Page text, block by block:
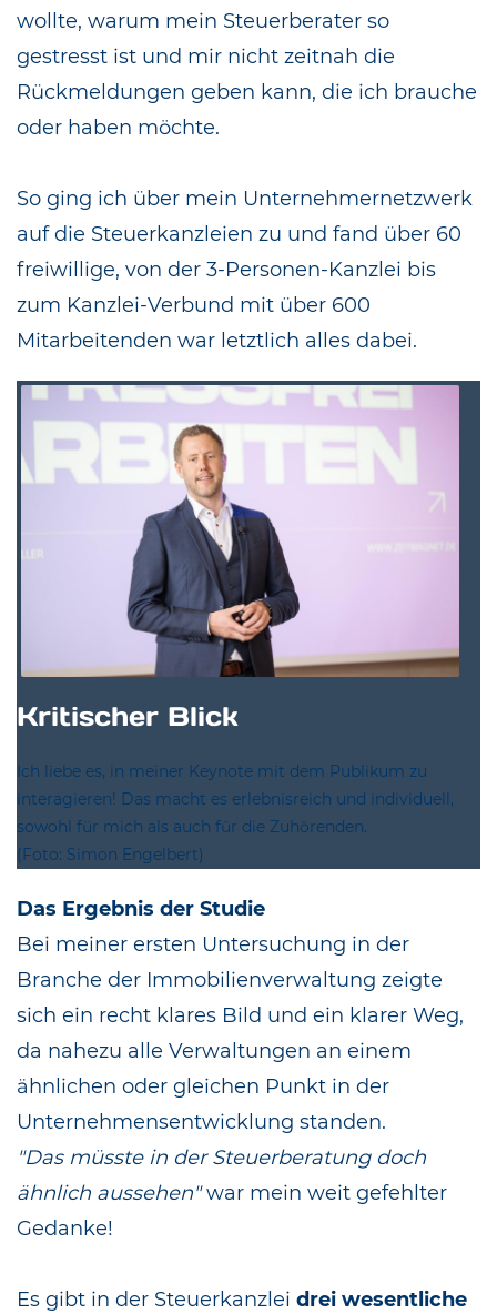
wollte, warum mein Steuerberater so
gestresst ist und mir nicht zeitnah die
Rückmeldungen geben kann, die ich brauche
oder haben möchte.
So ging ich über mein Unternehmernetzwerk
auf die Steuerkanzleien zu und fand über 60
freiwillige, von der 3-Personen-Kanzlei bis
zum Kanzlei-Verbund mit über 600
Mitarbeitenden war letztlich alles dabei.
Kritischer Blick
Ich liebe es, in meiner Keynote mit dem Publikum zu
interagieren! Das macht es erlebnisreich und individuell,
sowohl für mich als auch für die Zuhörenden.
(Foto: Simon Engelbert)
Das Ergebnis der Studie
Bei meiner ersten Untersuchung in der
Branche der Immobilienverwaltung zeigte
sich ein recht klares Bild und ein klarer Weg,
da nahezu alle Verwaltungen an einem
ähnlichen oder gleichen Punkt in der
Unternehmensentwicklung standen.
"Das müsste in der Steuerberatung doch
ähnlich aussehen"war mein weit gefehlter
Gedanke!
Es gibt in der Steuerkanzlei drei wesentliche